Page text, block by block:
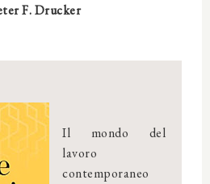
F. Drucker
Il mondo del
lavoro
contemporaneo